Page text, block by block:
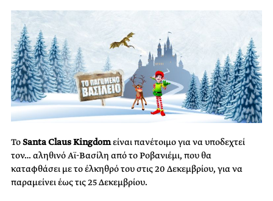
ΤοSanta Claus Kingdomείναι πανέτοιμο για να υποδεχτεί
τον… αληθινό Αϊ-Βασίλη από το Ροβανιέμι, που θα
καταφθάσει με το έλκηθρό του στις 20 Δεκεμβρίου, για να
παραμείνει έως τις 25 Δεκεμβρίου.